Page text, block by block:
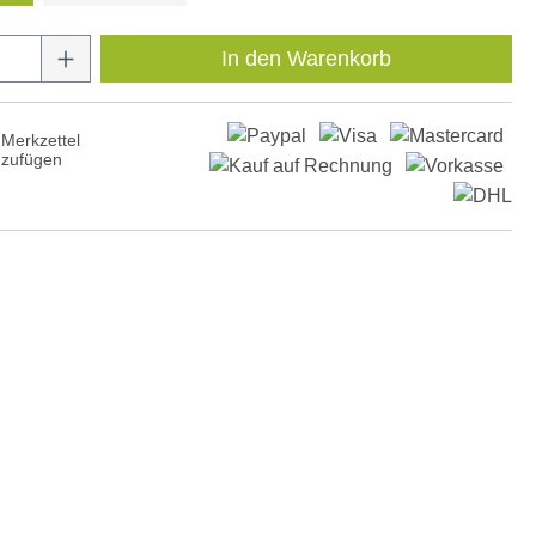
Anzahl: Gib den gewünschten Wert ein
In den Warenkorb